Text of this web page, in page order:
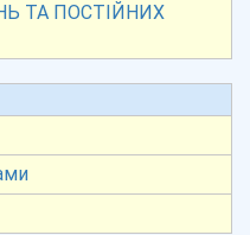
ТА ПОСТІЙНИХ